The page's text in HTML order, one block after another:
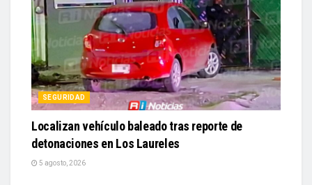
SEGURIDAD
Localizan vehículo baleado tras reporte de
detonaciones en Los Laureles
5 agosto, 2026